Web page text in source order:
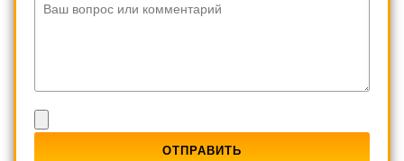
Ваш вопрос или комментарий